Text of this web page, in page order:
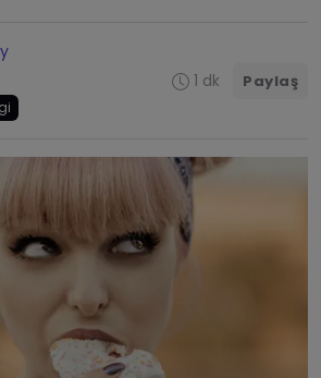
1 dk Paylaş